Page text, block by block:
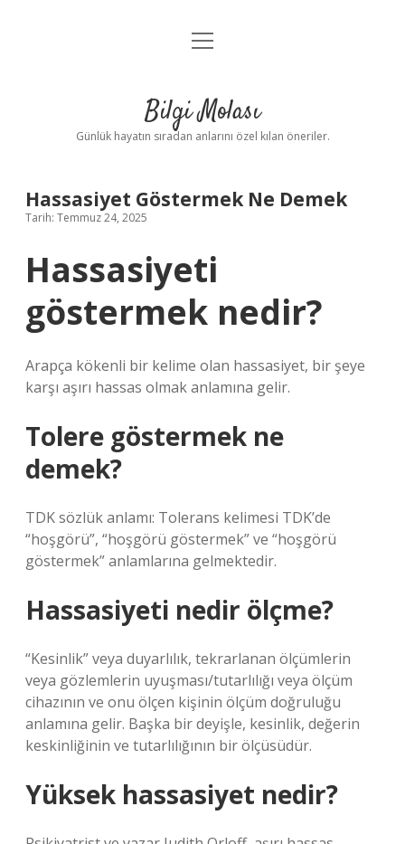
Anasayfa
Yasal Uyarı
menüyü
Bilgi Molası
Günlük hayatın sıradan anlarını özel kılan öneriler.
Hassasiyet Göstermek Ne Demek
Tarih: Temmuz 24, 2025
Hassasiyeti
göstermek nedir?
Arapça kökenli bir kelime olan hassasiyet, bir şeye
karşı aşırı hassas olmak anlamına gelir.
Tolere göstermek ne
demek?
TDK sözlük anlamı: Tolerans kelimesi TDK’de
“hoşgörü”, “hoşgörü göstermek” ve “hoşgörü
göstermek” anlamlarına gelmektedir.
Hassasiyeti nedir ölçme?
“Kesinlik” veya duyarlılık, tekrarlanan ölçümlerin
veya gözlemlerin uyuşması/tutarlılığı veya ölçüm
cihazının ve onu ölçen kişinin ölçüm doğruluğu
anlamına gelir. Başka bir deyişle, kesinlik, değerin
keskinliğinin ve tutarlılığının bir ölçüsüdür.
Yüksek hassasiyet nedir?